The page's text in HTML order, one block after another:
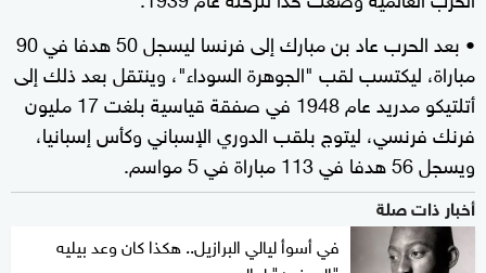
• بعد الحرب عاد بن مبارك إلى فرنسا ليسجل 50 هدفا في 90
مباراة، ليكتسب لقب "الجوهرة السوداء"، وينتقل بعد ذلك إلى
أتلتيكو مدريد عام 1948 في صفقة قياسية بلغت 17 مليون
فرنك فرنسي، ليتوج بلقب الدوري الإسباني وكأس إسبانيا،
ويسجل 56 هدفا في 113 مباراة في 5 مواسم.
أخبار ذات صلة
في أسوأ ليالي البرازيل.. هكذا كان وعد بيليه